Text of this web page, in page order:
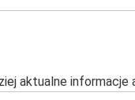
aktualne informacje